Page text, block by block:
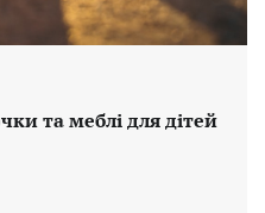
та меблі для дітей